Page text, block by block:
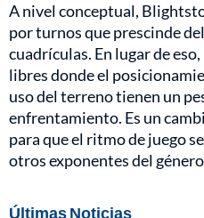
A nivel conceptual,
por turnos que prescinde
cuadrículas. En lugar de
libres donde el
uso del terreno tienen un
enfrentamiento. Es un
para que el ritmo de juego
otros exponentes del
Últimas Noticias